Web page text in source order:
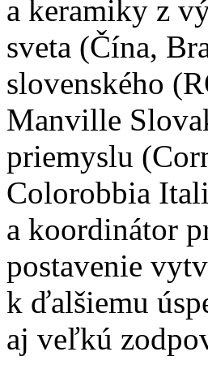
a keramiky z
sveta (Čína,
slovenského
Manville
priemyslu
Colorobbia
a koordinátor
postavenie
k ďalšiemu
aj veľkú